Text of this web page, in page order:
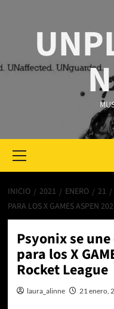
Menu
INICIO 2021 ENERO 21
PARA LOS X GAMES ASPEN
Psyonix se une
para los X
Rocket League
laura_alinne 21 enero,